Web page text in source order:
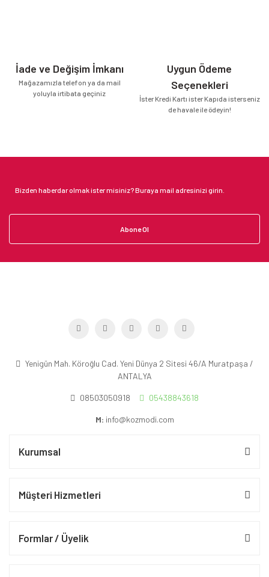
İade ve Değişim İmkanı
Mağazamızla telefon ya da mail
yoluyla irtibata geçiniz
Uygun Ödeme
Seçenekleri
İster Kredi Kartı ister Kapıda isterseniz
de havale ile ödeyin!
Abone Ol
Yenigün Mah. Köroğlu Cad. Yeni Dünya 2 Sitesi 46/A Muratpaşa /
ANTALYA
08503050918 05438843618
M: info@kozmodi.com
Kurumsal
Müşteri Hizmetleri
Formlar / Üyelik